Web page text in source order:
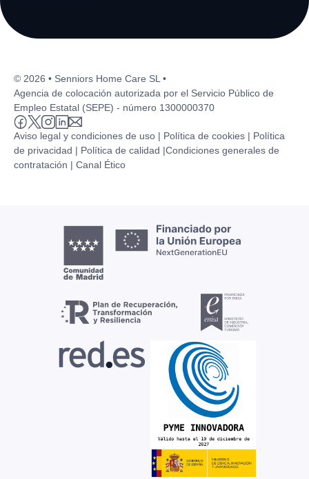
© 2026 • Senniors Home Care SL •
Agencia de colocación autorizada por el Servicio Público de
Empleo Estatal (SEPE) - número 1300000370
Aviso legal y condiciones de uso | Política de cookies | Política
de privacidad | Política de calidad |Condiciones generales de
contratación | Canal Ético